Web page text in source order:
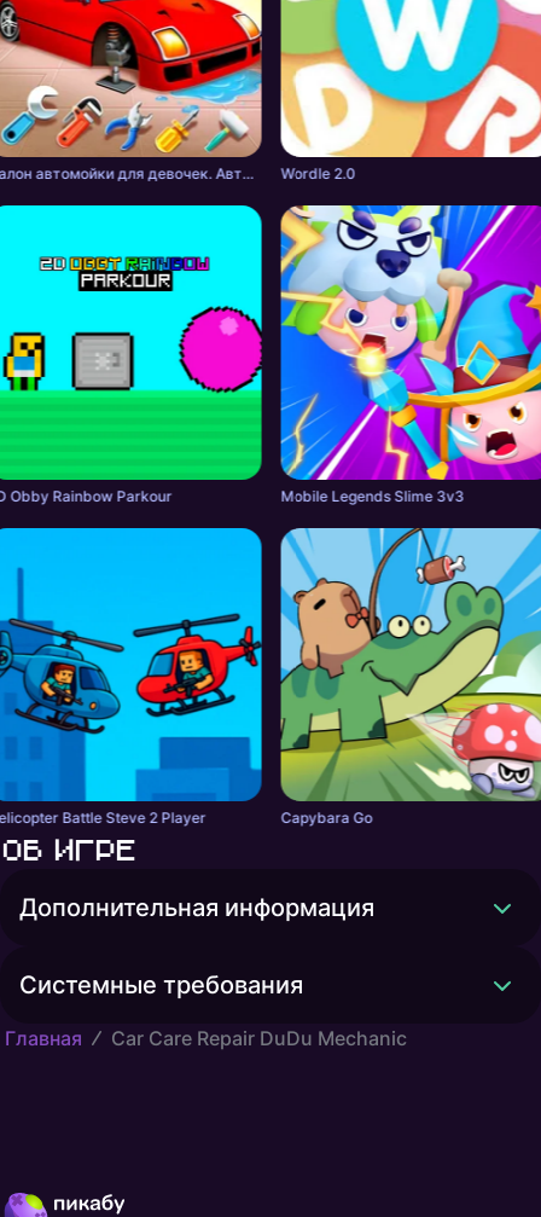
Салон автомойки для девочек. Автомастерская. Wordle 2.0
Obby Rainbow Parkour Mobile Legends Slime 3v3
Battle Steve 2 Player Capybara Go
Об игре
Дополнительная информация
Системные требования
Главная Car Care Repair DuDu Mechanic